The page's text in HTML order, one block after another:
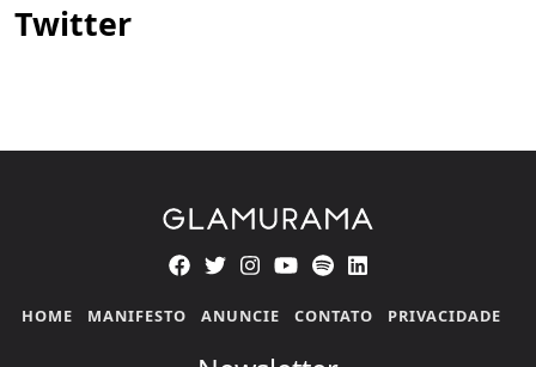
Twitter
HOME MANIFESTO ANUNCIE CONTATO PRIVACIDADE